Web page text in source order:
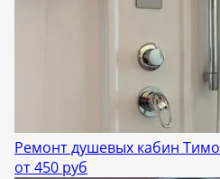
Ремонт душевых кабин Тимо
от 450 руб